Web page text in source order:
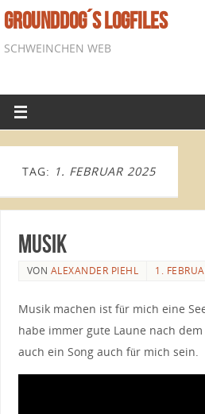
GROUNDDOG´S LOGFILES
SCHWEINCHEN WEB
TAG: 1. FEBRUAR 2025
Musik
VON ALEXANDER PIEHL 1.
Musik machen ist für mich eine
habe immer gute Laune nach
auch ein Song auch für mich sein.